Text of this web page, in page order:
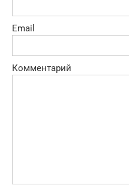
Email
Комментарий